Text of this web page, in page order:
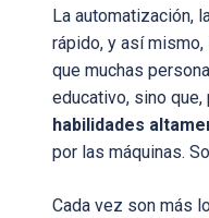
La automatización,
rápido, y así
que muchas
educativo, sino que,
habilidades
por las máquinas.
Cada vez son más